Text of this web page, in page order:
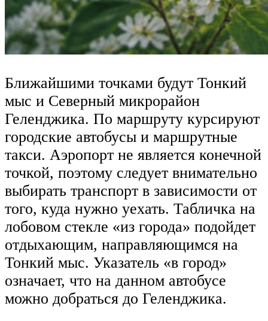
Ближайшими точками будут Тонкий
мыс и Северный микрорайон
Геленджика. По маршруту курсируют
городские автобусы и маршрутные
такси. Аэропорт не является конечной
точкой, поэтому следует внимательно
выбирать транспорт в зависимости от
того, куда нужно уехать. Табличка на
лобовом стекле «из города» подойдет
отдыхающим, направляющимся на
Тонкий мыс. Указатель «в город»
означает, что на данном автобусе
можно добраться до Геленджика.